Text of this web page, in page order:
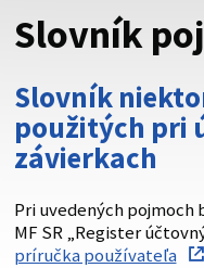
Táto stránka je
Buďte pozorní a vždy
cez zabezpečenú
vždy začína https://
Slovník
Slovník
použitých pri
závierkach
Pri uvedených
MF SR „Register
príručka používateľa